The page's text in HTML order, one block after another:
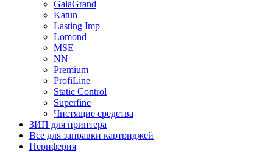
GalaGrand
Katun
Lasting Imp
Lomond
MSE
NN
Premium
ProfiLine
Static Control
Superfine
Чистящие средства
ЗИП для принтера
Все для заправки картриджей
Периферия